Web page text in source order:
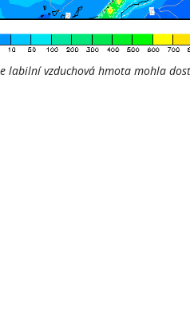
labilní vzduchová hmota mohla